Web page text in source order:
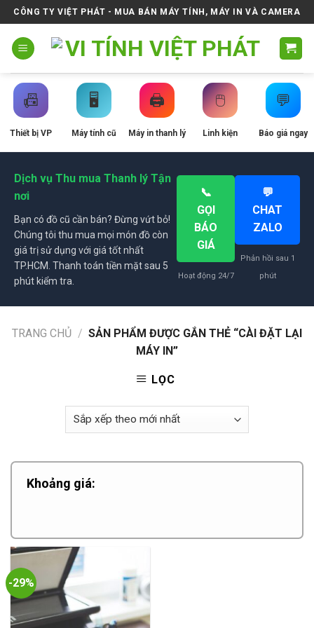
Skip
to
content
CÔNG TY VIỆT PHÁT - MUA BÁN MÁY TÍNH, MÁY IN VÀ CAMERA
📠
Thiết bị VP
🖥️
Máy tính cũ
🖨️
Máy in thanh lý
🖱️
Linh kiện
💬
Báo giá ngay
Dịch vụ Thu mua Thanh lý Tận
nơi
Bạn có đồ cũ cần bán? Đừng vứt bỏ!
Chúng tôi thu mua mọi món đồ còn
giá trị sử dụng với giá tốt nhất
TP.HCM. Thanh toán tiền mặt sau 5
phút kiểm tra.
📞
GỌI
BÁO
GIÁ
Hoạt động 24/7
💬
CHAT
ZALO
Phản hồi sau 1
phút
TRANG CHỦ / SẢN PHẨM ĐƯỢC GẮN THẺ “CÀI ĐẶT LẠI
MÁY IN”
LỌC
Khoảng giá:
-29%